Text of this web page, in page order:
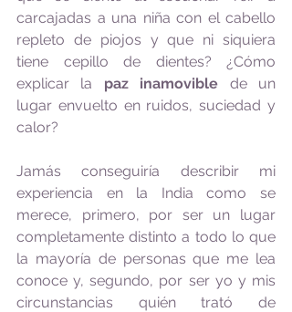
carcajadas a una niña con el cabello
repleto de piojos y que ni siquiera
tiene cepillo de dientes? ¿Cómo
explicar la paz inamovible de un
lugar envuelto en ruidos, suciedad y
calor?
Jamás conseguiría describir mi
experiencia en la India como se
merece, primero, por ser un lugar
completamente distinto a todo lo que
la mayoría de personas que me lea
conoce y, segundo, por ser yo y mis
circunstancias quién trató de